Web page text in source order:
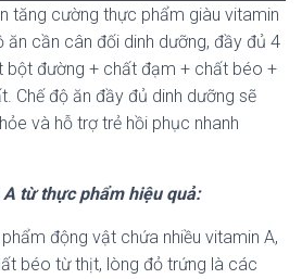
tăng cường thực phẩm giàu vitamin
ăn cần cân đối dinh dưỡng, đầy đủ 4
bột đường + chất đạm + chất béo +
Chế độ ăn đầy đủ dinh dưỡng sẽ
và hỗ trợ trẻ hồi phục nhanh
từ thực phẩm hiệu quả:
động vật chứa nhiều vitamin A,
béo từ thịt, lòng đỏ trứng là các